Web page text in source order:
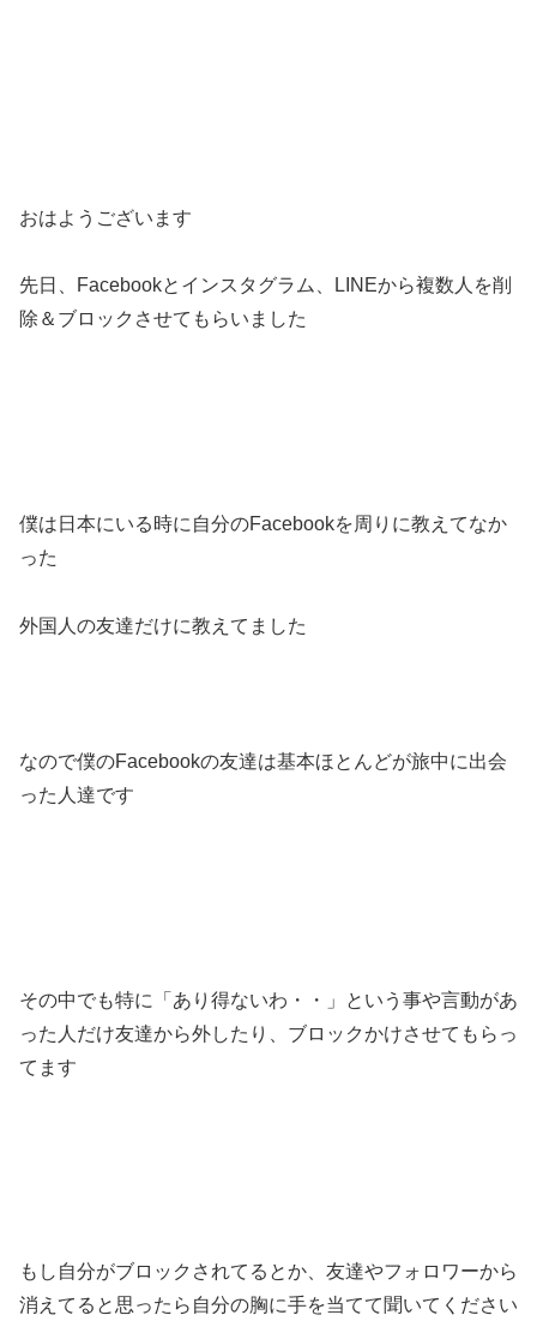
おはようございます
先日、Facebookとインスタグラム、LINEから複数人を削
除＆ブロックさせてもらいました
僕は日本にいる時に自分のFacebookを周りに教えてなか
った
外国人の友達だけに教えてました
なので僕のFacebookの友達は基本ほとんどが旅中に出会
った人達です
その中でも特に「あり得ないわ・・」という事や言動があ
った人だけ友達から外したり、ブロックかけさせてもらっ
てます
もし自分がブロックされてるとか、友達やフォロワーから
消えてると思ったら自分の胸に手を当てて聞いてください